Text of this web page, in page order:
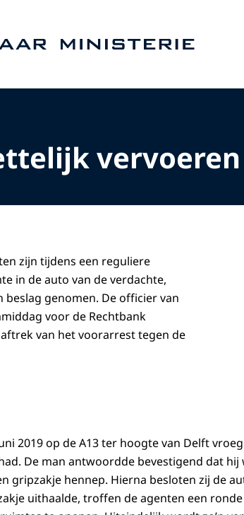
zijn tijdens een reguliere
in de auto van de verdachte,
genomen. De officier van
voor de Rechtbank
van het voorarrest tegen de
2019 op de A13 ter hoogte van Delft
De man antwoordde bevestigend dat hij
gripzakje hennep. Hierna besloten zij de
uithaalde, troffen de agenten een